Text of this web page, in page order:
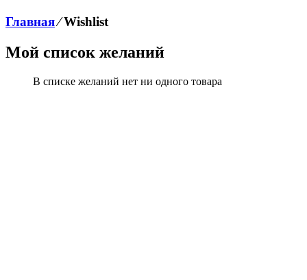
Главная⁄Wishlist
Мой список желаний
В списке желаний нет ни одного товара